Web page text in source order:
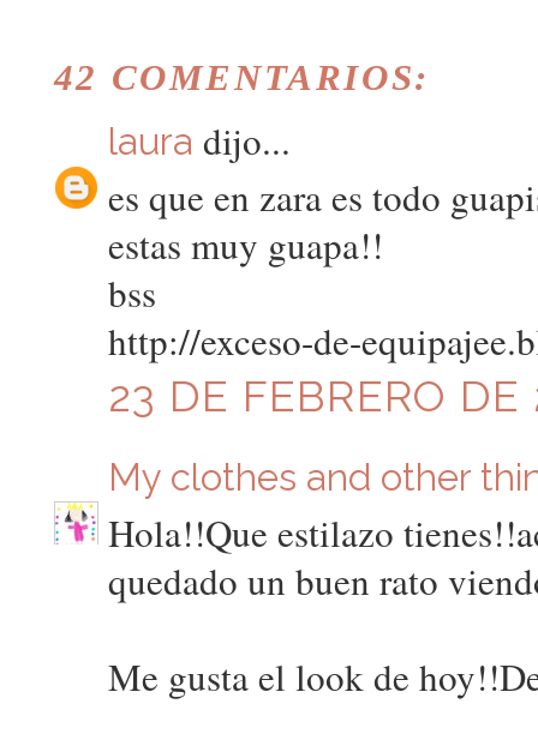
42 COMENTARIOS:
laura dijo...
es que en zara es todo
estas muy guapa!!
bss
http://exceso-de-
23 DE FEBRERO
My clothes and other
Hola!!Que estilazo
quedado un buen rato
Me gusta el look de